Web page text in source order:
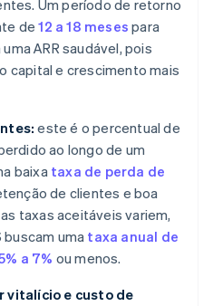
Um período de retorno
de12 a 18 meses para
uma ARR saudável, pois
capital e crescimento mais
este é o percentual de
ao longo de um
baixa taxa de perda de
de clientes e boa
taxas aceitáveis variem,
buscam uma taxa anual de
a 7% ou menos.
vitalício e custo de